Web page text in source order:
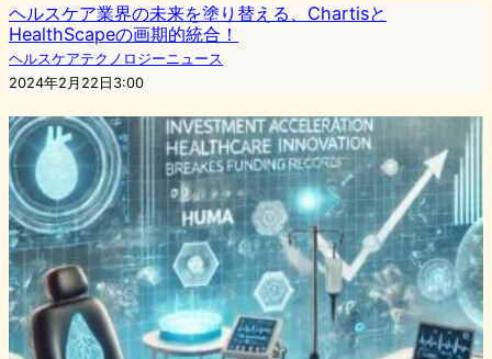
ヘルスケア業界の未来を塗り替える、Chartisと
HealthScapeの画期的統合！
ヘルスケアテクノロジーニュース
2024年2月22日3:00